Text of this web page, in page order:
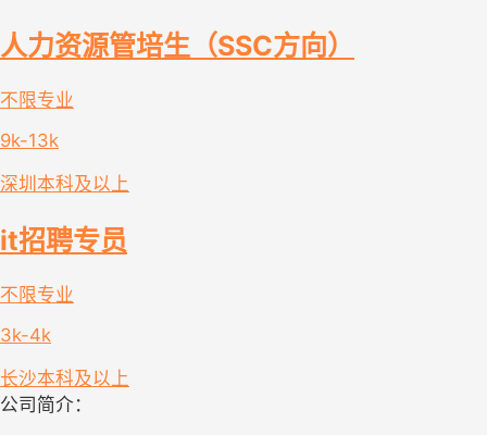
人力资源管培生（SSC方向）
不限专业
9k-13k
深圳 本科及以上
it招聘专员
不限专业
3k-4k
长沙本科及以上
公司简介：